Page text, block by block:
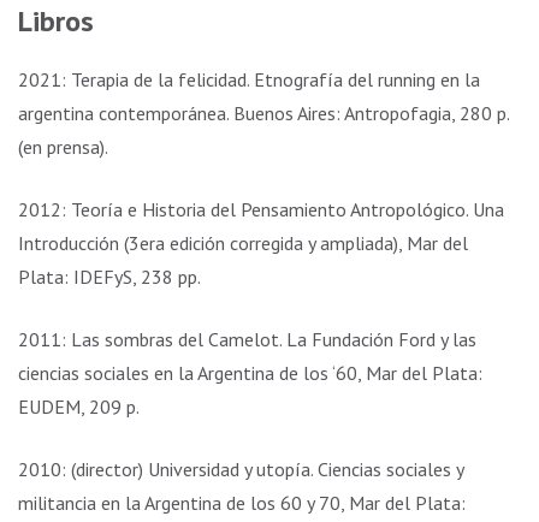
Libros
2021: Terapia de la felicidad. Etnografía del running en la
argentina contemporánea. Buenos Aires: Antropofagia, 280 p.
(en prensa).
2012: Teoría e Historia del Pensamiento Antropológico. Una
Introducción (3era edición corregida y ampliada), Mar del
Plata: IDEFyS, 238 pp.
2011: Las sombras del Camelot. La Fundación Ford y las
ciencias sociales en la Argentina de los ‘60, Mar del Plata:
EUDEM, 209 p.
2010: (director) Universidad y utopía. Ciencias sociales y
militancia en la Argentina de los 60 y 70, Mar del Plata: